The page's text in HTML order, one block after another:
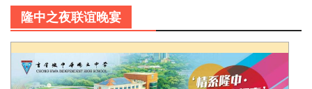
隆中之夜联谊晚宴